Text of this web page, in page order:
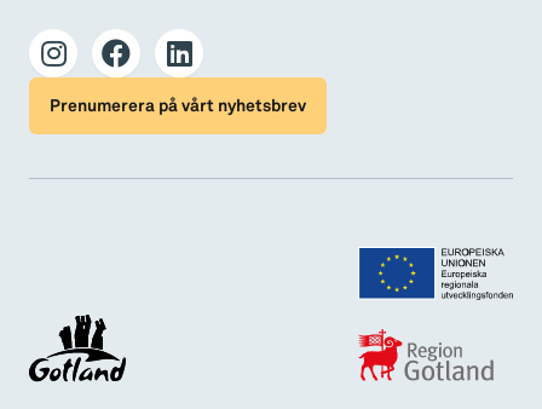
Prenumerera på vårt nyhetsbrev